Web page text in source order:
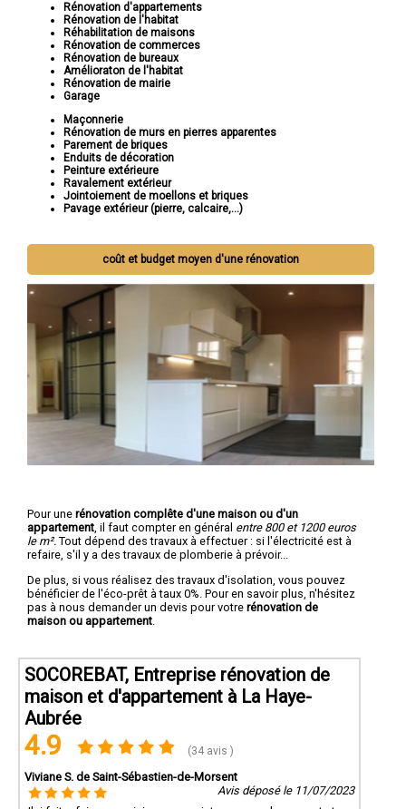
Rénovation d'appartements
Rénovation de l'habitat
Réhabilitation de maisons
Rénovation de commerces
Rénovation de bureaux
Amélioraton de l'habitat
Rénovation de mairie
Garage
Maçonnerie
Rénovation de murs en pierres apparentes
Parement de briques
Enduits de décoration
Peinture extérieure
Ravalement extérieur
Jointoiement de moellons et briques
Pavage extérieur (pierre, calcaire,...)
coût et budget moyen d'une rénovation
Pour une rénovation complête d'une maison ou d'un
appartement , il faut compter en général entre 800 et 1200 euros
le m². Tout dépend des travaux à effectuer : si l'électricité est à
refaire, s'il y a des travaux de plomberie à prévoir...
De plus, si vous réalisez des travaux d'isolation, vous pouvez
bénéficier de l'éco-prêt à taux 0%. Pour en savoir plus, n'hésitez
pas à nous demander un devis pour votre rénovation de
maison ou appartement
SOCOREBAT, Entreprise rénovation de
maison et d'appartement à La Haye-
Aubrée
4.9 (34 avis )
Viviane S. de Saint-Sébastien-de-Morsent
Avis déposé le 11/07/2023